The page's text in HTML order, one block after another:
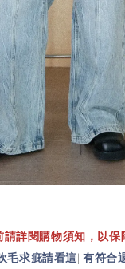
請詳閱購物須知，以保
毛求疵請看這 |有符合